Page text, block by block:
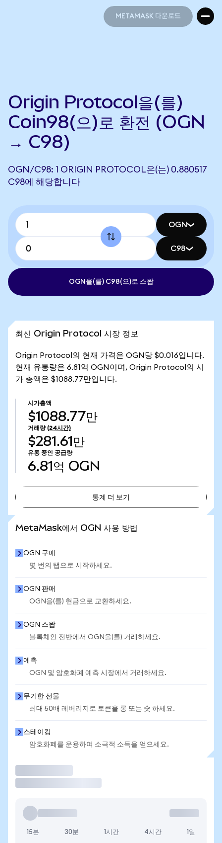
METAMASK 다운로드
Origin Protocol을(를)
Coin98(으)로 환전 (OGN
→ C98)
OGN/C98: 1 ORIGIN PROTOCOL은(는) 0.880517
C98에 해당합니다
OGN
C98
OGN을(를) C98(으)로 스왑
최신 Origin Protocol 시장 정보
Origin Protocol의 현재 가격은 OGN당 $0.016입니다.
현재 유통량은 6.81억 OGN이며, Origin Protocol의 시
가 총액은 $1088.77만입니다.
시가총액
$1088.77만
거래량 (24시간)
$281.61만
유통 중인 공급량
6.81억 OGN
통계 더 보기
MetaMask에서 OGN 사용 방법
OGN 구매
몇 번의 탭으로 시작하세요.
OGN 판매
OGN을(를) 현금으로 교환하세요.
OGN 스왑
블록체인 전반에서 OGN을(를) 거래하세요.
예측
OGN 및 암호화폐 예측 시장에서 거래하세요.
무기한 선물
최대 50배 레버리지로 토큰을 롱 또는 숏 하세요.
스테이킹
암호화폐를 운용하여 소극적 소득을 얻으세요.
15분 30분 1시간 4시간 1일